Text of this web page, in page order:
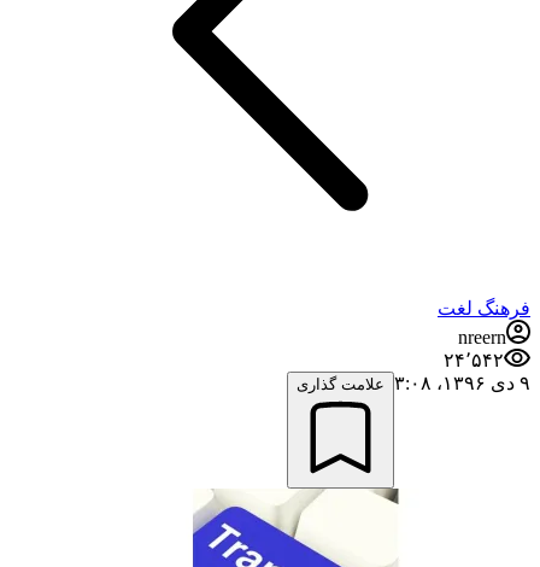
فرهنگ لغت
nreern
۲۴٬۵۴۲
۹ دی ۱۳۹۶،‏ ۳:۰۸
علامت گذاری